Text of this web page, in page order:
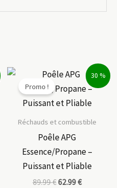
30 %
Promo !
Réchauds et combustible
Poêle APG
Essence/Propane –
Puissant et Pliable
89.99€62.99€